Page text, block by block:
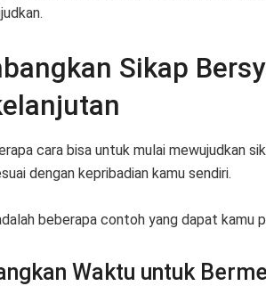
Sikap
cara bisa untuk mulai mewujudkan
dengan kepribadian kamu sendiri.
beberapa contoh yang dapat kamu
Waktu untuk